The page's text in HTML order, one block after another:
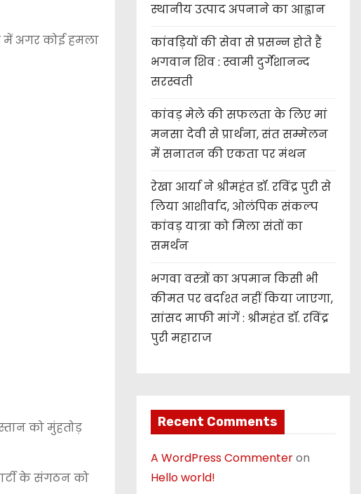
में अगर कोई हमला
को मुंहतोड़
के संगठन को
स्थानीय उत्पाद अपनाने का आह्वान
कांवड़ियों की सेवा से प्रसन्न होते हैं
भगवान शिव : स्वामी दुर्गेशानन्द
सरस्वती
कांवड़ मेले की सफलता के लिए मां
मनसा देवी से प्रार्थना, संत सम्मेलन
में सनातन की एकता पर मंथन
रेखा आर्या ने श्रीमहंत डॉ. रविंद्र पुरी से
लिया आशीर्वाद, ओलंपिक संकल्प
कांवड़ यात्रा को मिला संतों का
समर्थन
भगवा वस्त्रों का अपमान किसी भी
कीमत पर बर्दाश्त नहीं किया जाएगा,
सांसद माफी मांगें : श्रीमहंत डॉ. रविंद्र
पुरी महाराज
Recent Comments
A WordPress Commenteron
Hello world!